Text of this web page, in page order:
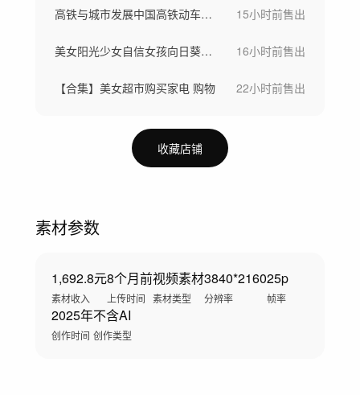
高铁与城市发展中国高铁动车高铁站候车大厅 15小时前售出
美女阳光少女自信女孩向日葵稻田骑车画画 16小时前售出
【合集】美女超市购买家电 购物 22小时前售出
收藏店铺
素材参数
1,692.8元
素材收入
8个月前
上传时间
视频素材
素材类型
3840*2160
分辨率
25p
帧率
2025年
创作时间
不含AI
创作类型